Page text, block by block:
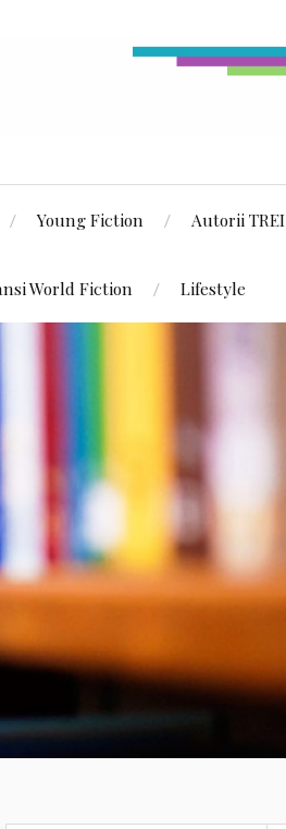
Young Fiction Autorii TREI
World Fiction Lifestyle